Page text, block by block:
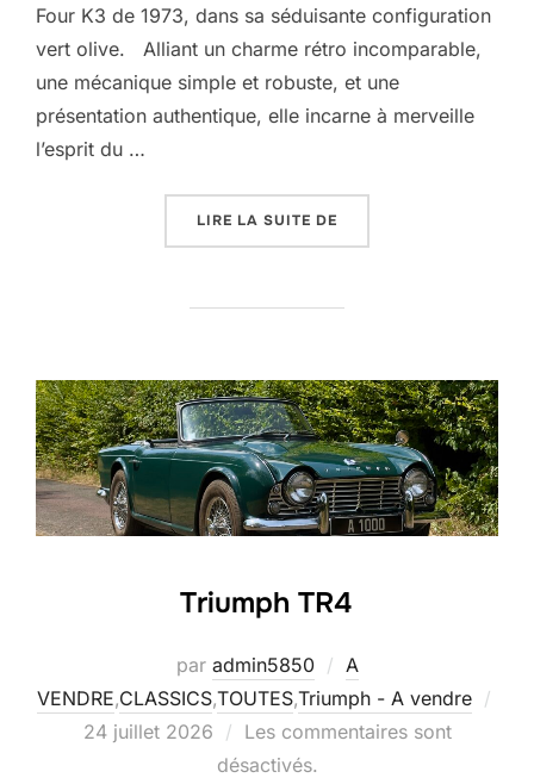
Four K3 de 1973, dans sa séduisante configuration
vert olive. Alliant un charme rétro incomparable,
une mécanique simple et robuste, et une
présentation authentique, elle incarne à merveille
l’esprit du …
LIRE LA SUITE DE
Triumph TR4
par admin5850
A
VENDRE,CLASSICS,TOUTES,Triumph - A vendre
Publié
24 juillet 2026
Les commentaires sont
désactivés.